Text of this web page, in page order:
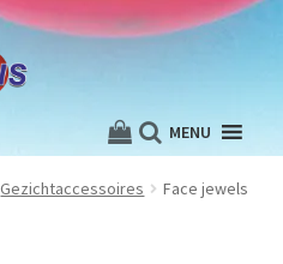
MENU
Gezichtaccessoires
Face jewels